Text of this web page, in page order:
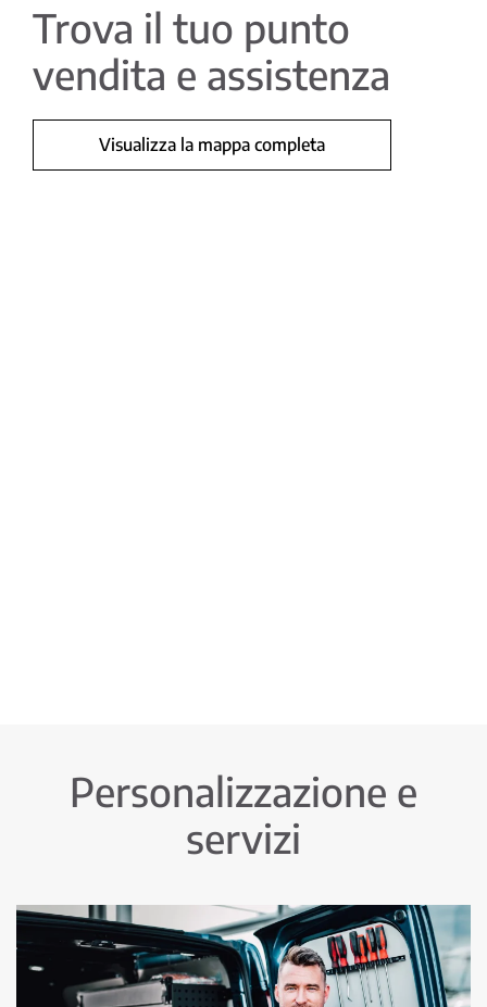
Trova il tuo punto
vendita e assistenza
Visualizza la mappa completa
Personalizzazione e
servizi